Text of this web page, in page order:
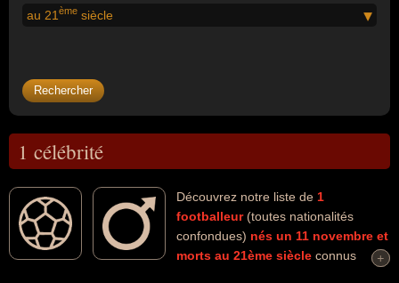
au 21 ème siècle
1 célébrité
Découvrez notre liste de 1
footballeur(toutes nationalités
confondues) nés un 11 novembre et
morts au 21ème siècle connus
+
+